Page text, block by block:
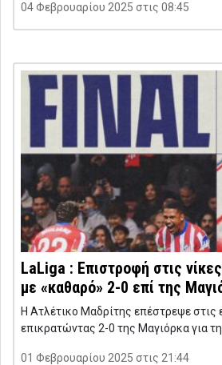
04 Φεβρουαρίου 2025 στις 08:45
LaLiga : Επιστροφή στις
με «καθαρό» 2-0 επί της
Η Ατλέτικο Μαδρίτης επέστρεψε στις
επικρατώντας 2-0 της Μαγιόρκα για
01 Φεβρουαρίου 2025 στις 21:44